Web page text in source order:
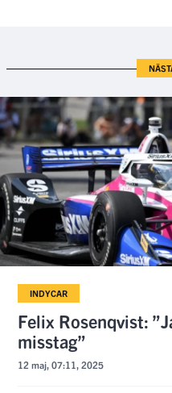
INDYCAR
Felix Rosenqvist:
misstag”
12 maj, 07:11, 2025